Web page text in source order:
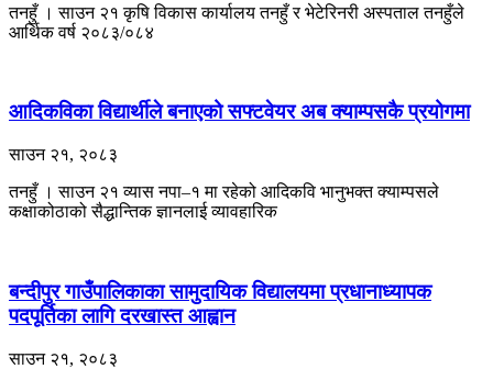
तनहुँ । साउन २१ कृषि विकास कार्यालय तनहुँ र भेटेरिनरी अस्पताल तनहुँले
आर्थिक वर्ष २०८३/०८४
आदिकविका विद्यार्थीले बनाएको सफ्टवेयर अब क्याम्पसकै प्रयोगमा
साउन २१, २०८३
तनहुँ । साउन २१ व्यास नपा–१ मा रहेको आदिकवि भानुभक्त क्याम्पसले
कक्षाकोठाको सैद्धान्तिक ज्ञानलाई व्यावहारिक
बन्दीपुर गाउँपालिकाका सामुदायिक विद्यालयमा प्रधानाध्यापक
पदपूर्तिका लागि दरखास्त आह्वान
साउन २१, २०८३